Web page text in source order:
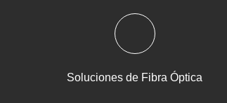
Soluciones de Fibra Óptica